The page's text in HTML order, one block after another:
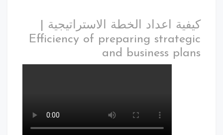
كيفية اعداد الخطة الاستراتيجية |
Efficiency of preparing strategic
and business plans